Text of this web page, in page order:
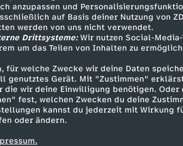
anzupassen und
auf Basis deiner Nutzung von
werden von uns nicht verwendet.
Drittsysteme:Wir nutzen Social-
um das Teilen von Inhalten zu
für welche Zwecke wir deine Daten
genutztes Gerät. Mit "Zustimmen"
die wir deine Einwilligung benötigen. Oder
fest, welchen Zwecken du deine
kannst du jederzeit mit Wirkung
oder ändern.
Service